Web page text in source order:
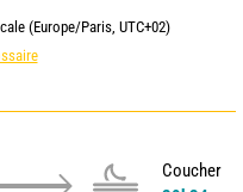
(Europe/Paris, UTC+02)
Coucher